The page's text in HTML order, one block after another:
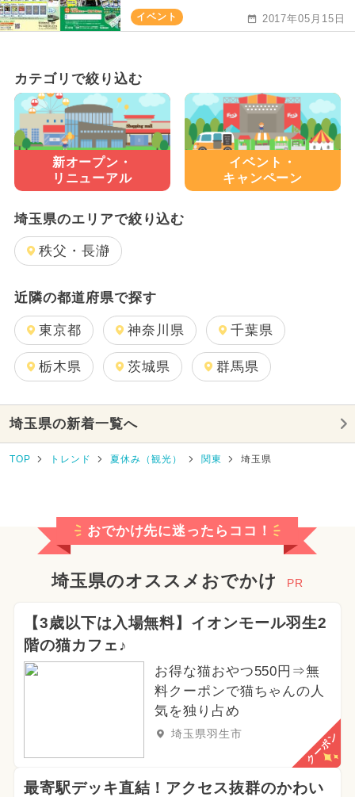
イベント 2017年05月15日
カテゴリで絞り込む
新オープン・
リニューアル
イベント・
キャンペーン
埼玉県のエリアで絞り込む
秩父・長瀞
近隣の都道府県で探す
東京都 神奈川県 千葉県
栃木県 茨城県 群馬県
埼玉県の新着一覧へ
TOP トレンド 夏休み（観光） 関東 埼玉県
おでかけ先に迷ったらココ！
埼玉県のオススメおでかけ PR
【3歳以下は入場無料】イオンモール羽生2
階の猫カフェ♪
お得な猫おやつ550円⇒無
料クーポンで猫ちゃんの人
気を独り占め
埼玉県羽生市 クーポン
最寄駅デッキ直結！アクセス抜群のかわい